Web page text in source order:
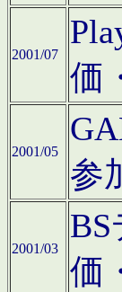
2001/07
価
2001/05
参
2001/03
価